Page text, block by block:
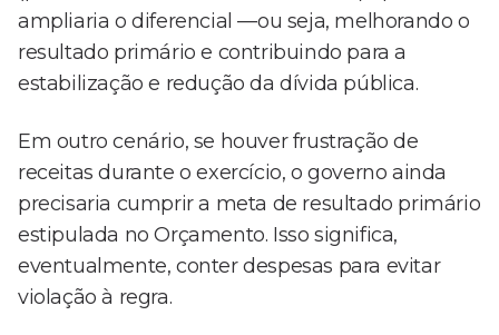
ampliaria o diferencial —ou seja, melhorando o
resultado primário e contribuindo para a
estabilização e redução da dívida pública.
Em outro cenário, se houver frustração de
receitas durante o exercício, o governo ainda
precisaria cumprir a meta de resultado primário
estipulada no Orçamento. Isso significa,
eventualmente, conter despesas para evitar
violação à regra.